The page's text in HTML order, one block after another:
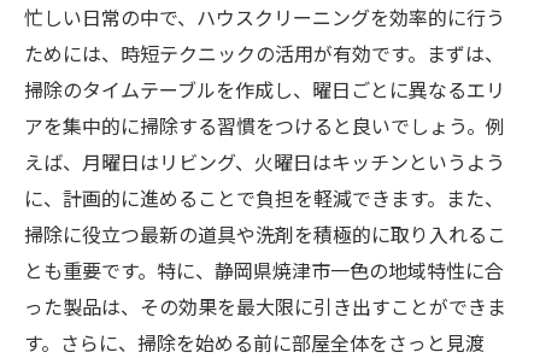
忙しい日常の中で、ハウスクリーニングを効率的に行う
ためには、時短テクニックの活用が有効です。まずは、
掃除のタイムテーブルを作成し、曜日ごとに異なるエリ
アを集中的に掃除する習慣をつけると良いでしょう。例
えば、月曜日はリビング、火曜日はキッチンというよう
に、計画的に進めることで負担を軽減できます。また、
掃除に役立つ最新の道具や洗剤を積極的に取り入れるこ
とも重要です。特に、静岡県焼津市一色の地域特性に合
った製品は、その効果を最大限に引き出すことができま
す。さらに、掃除を始める前に部屋全体をさっと見渡